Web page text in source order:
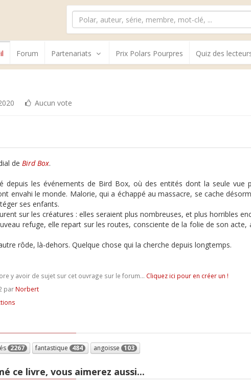
Forum Partenariats Prix Polars Pourpres Quiz des
Aucun vote
de Bird Box.
depuis les événements de Bird Box, où des entités dont la seule vue
envahi le monde. Malorie, qui a échappé au massacre, se cache
ses enfants.
sur les créatures : elles seraient plus nombreuses, et plus horribles
refuge, elle repart sur les routes, consciente de la folie de son acte,
rôde, là-dehors. Quelque chose qui la cherche depuis longtemps.
y avoir de sujet sur cet ouvrage sur le forum... Cliquez ici pour en créer un !
par Norbert
2267 fantastique 484 angoisse 103
ce livre, vous aimerez aussi...